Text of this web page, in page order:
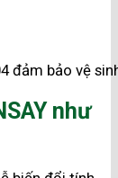
đảm bảo vệ
như